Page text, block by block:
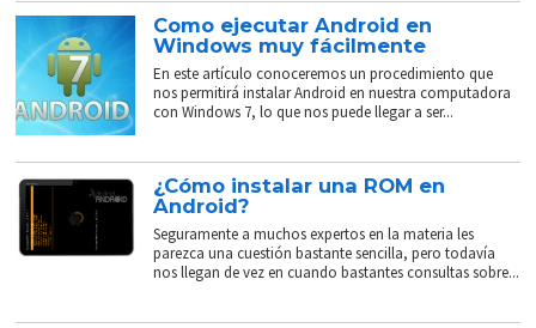
Como ejecutar Android en
Windows muy fácilmente
En este artículo conoceremos un procedimiento que
nos permitirá instalar Android en nuestra computadora
con Windows 7, lo que nos puede llegar a ser...
¿Cómo instalar una ROM en
Android?
Seguramente a muchos expertos en la materia les
parezca una cuestión bastante sencilla, pero todavía
nos llegan de vez en cuando bastantes consultas sobre...